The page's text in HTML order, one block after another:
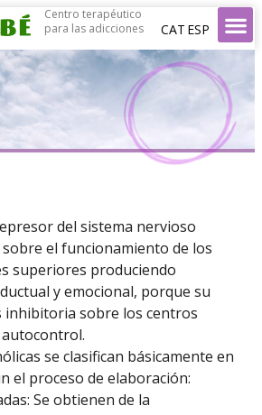
Centro terapéutico
para las adicciones
CAT ESP
del sistema nervioso
el funcionamiento de los
superiores produciendo
y emocional, porque su
inhibitoria sobre los centros
se clasifican básicamente en
el proceso de elaboración:
Se obtienen de la